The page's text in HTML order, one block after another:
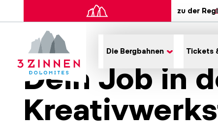
zu der
Die Bergbahnen Tickets
Dein Job in